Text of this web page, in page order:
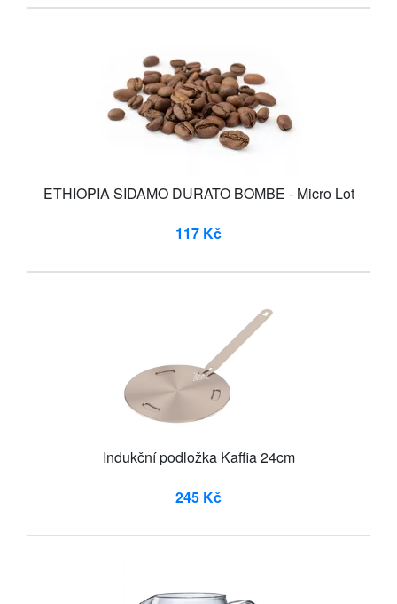
ETHIOPIA SIDAMO DURATO BOMBE - Micro Lot
117 Kč
Indukční podložka Kaffia 24cm
245 Kč